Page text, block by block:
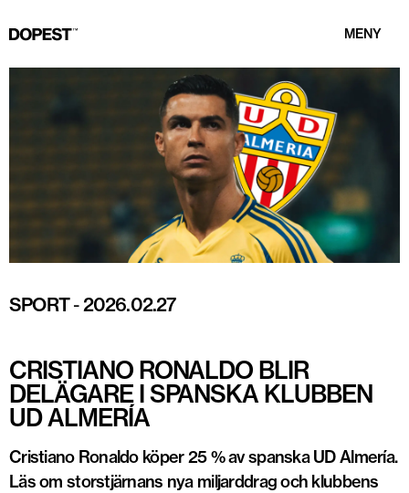
MENY
SPORT-2026.02.27
CRISTIANO RONALDO BLIR
DELÄGARE I SPANSKA KLUBBEN
UD ALMERÍA
Cristiano Ronaldo köper 25 % av spanska UD Almería.
Läs om storstjärnans nya miljarddrag och klubbens